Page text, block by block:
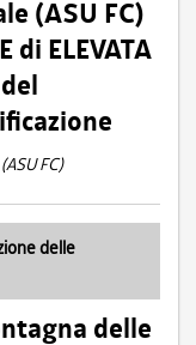
(ASU FC)
di ELEVATA
FC)
delle
delle